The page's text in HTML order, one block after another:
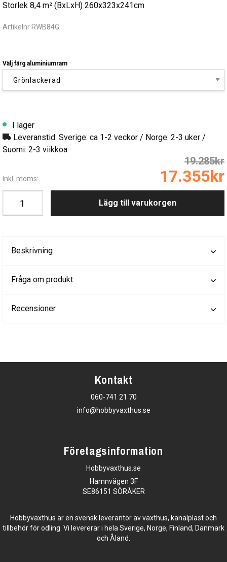
Storlek 8,4 m² (BxLxH) 260x323x241cm
Artikelnr RWB84G
Välj färg aluminiumram
I lager
Leveranstid: Sverige: ca 1-2 veckor / Norge: 2-3 uker /
Suomi: 2-3 viikkoa
Inkl. moms:
19.285kr
17.355kr
Lägg till varukorgen
Beskrivning
Fråga om produkt
Recensioner
Kontakt
060-741 21 70
info@hobbyvaxthus.se
Företagsinformation
Hobbyvaxthus.se
Hamnvägen 3F
SE86151 SÖRÅKER
Hobbyväxthus är en svensk leverantör av växthus, kanalplast och
tillbehör för odling. Vi levererar i hela Sverige, Norge, Finland, Danmark
och Åland.